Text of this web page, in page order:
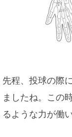
先程、投球の際
ましたね。この
るような力が働